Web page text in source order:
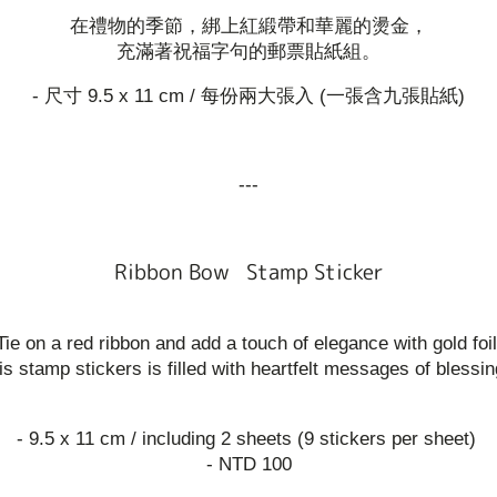
在禮物的季節，綁上紅緞帶和華麗的燙金，
充滿著祝福字句的郵票貼紙組。
- 尺寸 9.5 x 11 cm / 每份兩大張入 (一張含九張貼紙)
---
Ribbon Bow Stamp Sticker
on a red ribbon and add a touch of elegance with gold
stamp stickers is filled with heartfelt messages of
- 9.5 x 11 cm / including 2 sheets (9 stickers per sheet)
- NTD 100